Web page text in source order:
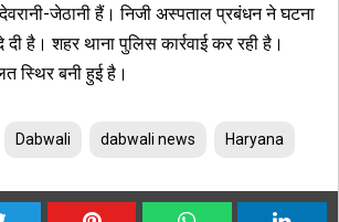
देवरानी-जेठानी हैं। निजी अस्पताल प्रबंधन ने घटना
है। शहर थाना पुलिस कार्रवाई कर रही है।
स्थिर बनी हुई है।
Dabwali dabwali news Haryana